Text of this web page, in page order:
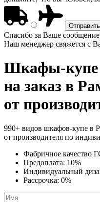
Спасибо за Ваше
Наш менеджер свяжется с
Шкафы-купе
на заказ в
от
990+ видов шкафов-купе в
от производителя по
Фабричное качество
Предоплата: 10%
Индивидуальный
Рассрочка: 0%